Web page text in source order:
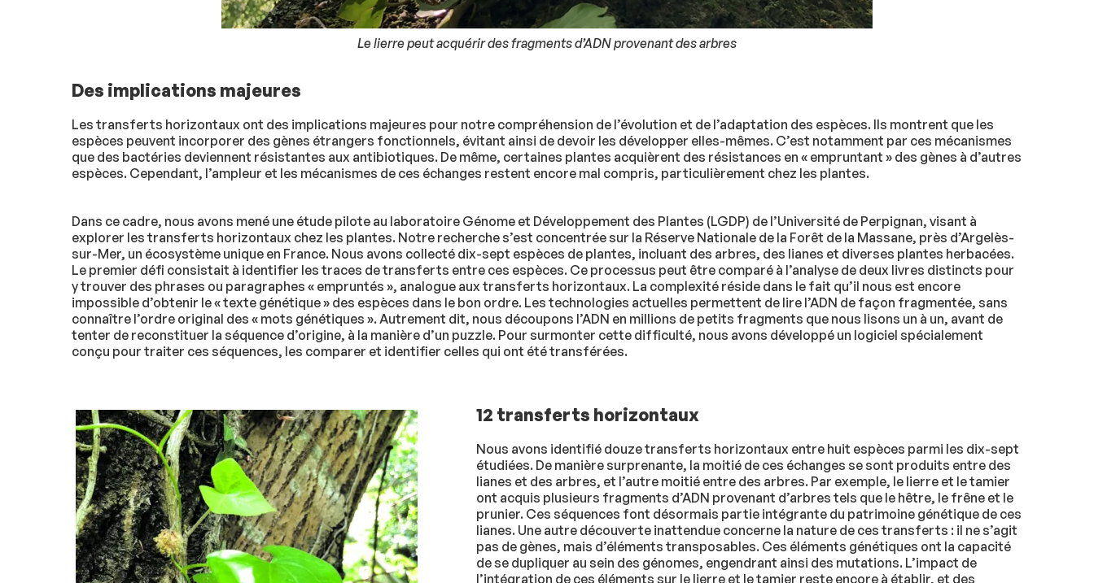
Le lierre peut acquérir des fragments d’ADN provenant des arbres
Des implications majeures
Les transferts horizontaux ont des implications majeures pour notre compréhension de l’évolution et de l’adaptation des espèces. Ils montrent que les
espèces peuvent incorporer des gènes étrangers fonctionnels, évitant ainsi de devoir les développer elles-mêmes. C’est notamment par ces mécanismes
que des bactéries deviennent résistantes aux antibiotiques. De même, certaines plantes acquièrent des résistances en « empruntant » des gènes à d’autres
espèces. Cependant, l’ampleur et les mécanismes de ces échanges restent encore mal compris, particulièrement chez les plantes.
Dans ce cadre, nous avons mené une étude pilote au laboratoire Génome et Développement des Plantes (LGDP) de l’Université de Perpignan, visant à
explorer les transferts horizontaux chez les plantes. Notre recherche s’est concentrée sur la Réserve Nationale de la Forêt de la Massane, près d’Argelès-
sur-Mer, un écosystème unique en France. Nous avons collecté dix-sept espèces de plantes, incluant des arbres, des lianes et diverses plantes herbacées.
Le premier défi consistait à identifier les traces de transferts entre ces espèces. Ce processus peut être comparé à l’analyse de deux livres distincts pour
y trouver des phrases ou paragraphes « empruntés », analogue aux transferts horizontaux. La complexité réside dans le fait qu’il nous est encore
impossible d’obtenir le « texte génétique » des espèces dans le bon ordre. Les technologies actuelles permettent de lire l’ADN de façon fragmentée, sans
connaître l’ordre original des « mots génétiques ». Autrement dit, nous découpons l’ADN en millions de petits fragments que nous lisons un à un, avant de
tenter de reconstituer la séquence d’origine, à la manière d’un puzzle. Pour surmonter cette difficulté, nous avons développé un logiciel spécialement
conçu pour traiter ces séquences, les comparer et identifier celles qui ont été transférées.
12 transferts horizontaux
Nous avons identifié douze transferts horizontaux entre huit espèces parmi les dix-sept
étudiées. De manière surprenante, la moitié de ces échanges se sont produits entre des
lianes et des arbres, et l’autre moitié entre des arbres. Par exemple, le lierre et le tamier
ont acquis plusieurs fragments d’ADN provenant d’arbres tels que le hêtre, le frêne et le
prunier. Ces séquences font désormais partie intégrante du patrimoine génétique de ces
lianes. Une autre découverte inattendue concerne la nature de ces transferts : il ne s’agit
pas de gènes, mais d’éléments transposables. Ces éléments génétiques ont la capacité
de se dupliquer au sein des génomes, engendrant ainsi des mutations. L’impact de
l’intégration de ces éléments sur le lierre et le tamier reste encore à établir, et des